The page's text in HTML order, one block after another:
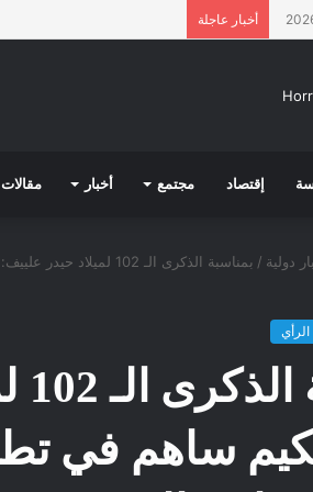
أخبار عاجلة
إقتصاد مجتمع أخبار
دولية /
بمناسبة الذكرى الـ
ساهم في